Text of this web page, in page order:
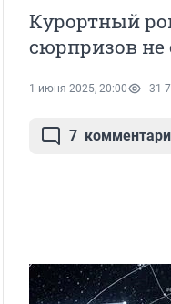
Курортный
сюрпризов не
1 июня 2025, 20:00 31
7